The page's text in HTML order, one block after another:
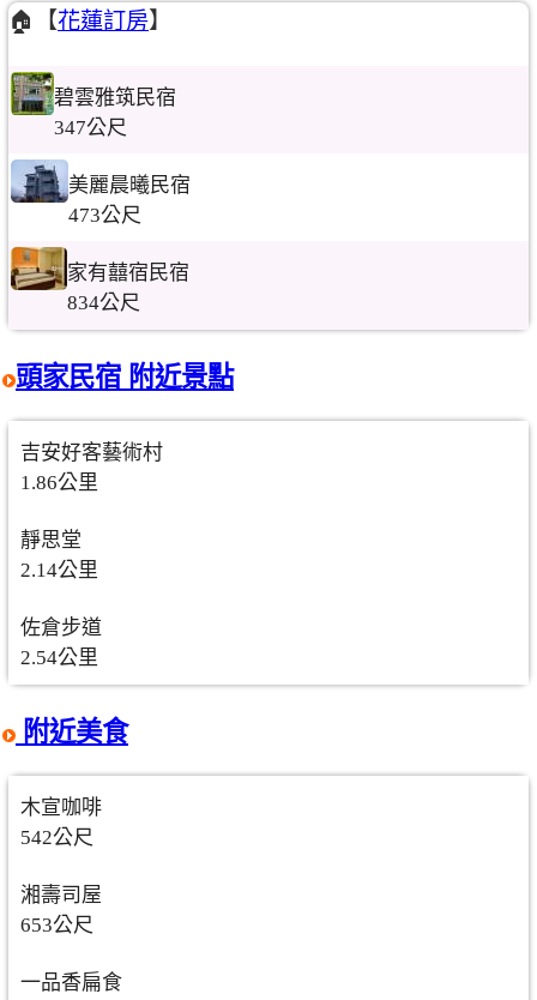
🏠【花蓮訂房】
碧雲雅筑民宿
347公尺
美麗晨曦民宿
473公尺
家有囍宿民宿
834公尺
頭家民宿 附近景點
吉安好客藝術村
1.86公里
靜思堂
2.14公里
佐倉步道
2.54公里
附近美食
木宣咖啡
542公尺
湘壽司屋
653公尺
一品香扁食